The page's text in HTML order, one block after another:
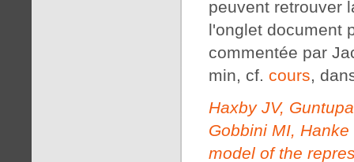
peuvent retrouver
l'onglet document
commentée par
min, cf. cours,
Haxby JV,
Gobbini MI,
model of the